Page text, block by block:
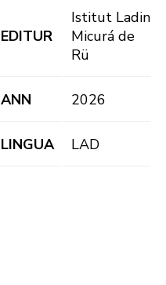
EDITUR
Istitut Ladin
Micurá de
Rü
ANN 2026
LINGUA LAD